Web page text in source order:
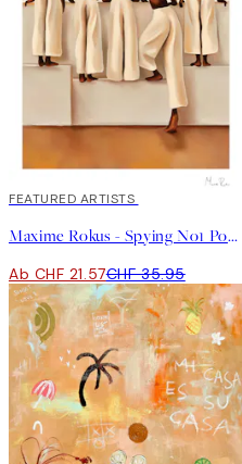
40%*
FEATURED ARTISTS
Maxime Rokus - Spying No1 Poster
Ab CHF 21.57CHF 35.95